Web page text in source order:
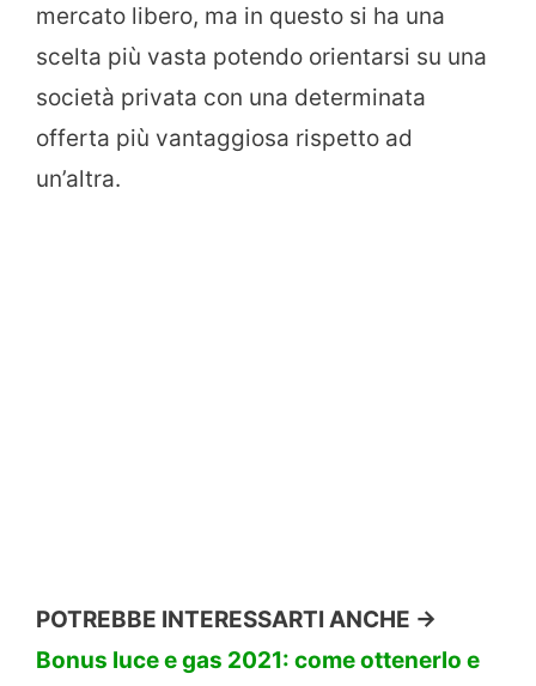
mercato libero, ma in questo si ha una
scelta più vasta potendo orientarsi su una
società privata con una determinata
offerta più vantaggiosa rispetto ad
un’altra.
POTREBBE INTERESSARTI ANCHE ->
Bonus luce e gas 2021: come ottenerlo e